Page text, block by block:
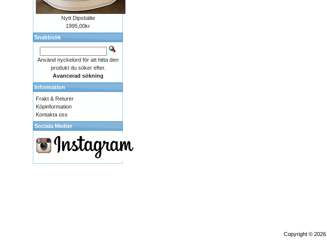
Nytt Dipsbälte
1995,00kr
Snabbsök
Använd nyckelord för att hitta den
produkt du söker efter.
Avancerad sökning
Information
Frakt & Returer
Köpinformation
Kontakta oss
Sociala Medier
Copyright © 2026